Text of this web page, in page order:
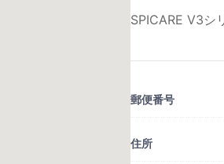
SPICARE V3シ
郵便番号
住所